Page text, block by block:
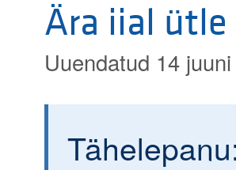
Ära iial ütle
Uuendatud 14